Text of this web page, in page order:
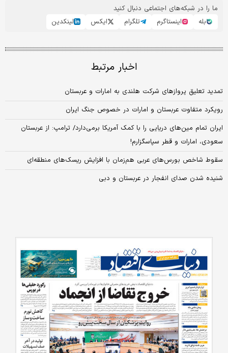
ما را در شبکه‌های اجتماعی دنبال کنید
بله
اینستاگرم تلگرام ایکس لینکدین
اخبار مرتبط
تمدید تعلیق پروازهای شرکت هلندی به امارات و عربستان
رویکرد متفاوت عربستان و امارات در خصوص جنگ ایران
ایران تمام مین‌های دریایی را با کمک آمریکا برمی‌دارد/ ترامپ: از عربستان
سعودی، امارات و قطر سپاسگزارم!
سقوط شاخص بورس‌های عربی هم‌زمان با افزایش ریسک‌های منطقه‌ای
شنیده شدن صدای انفجار در عربستان و دبی